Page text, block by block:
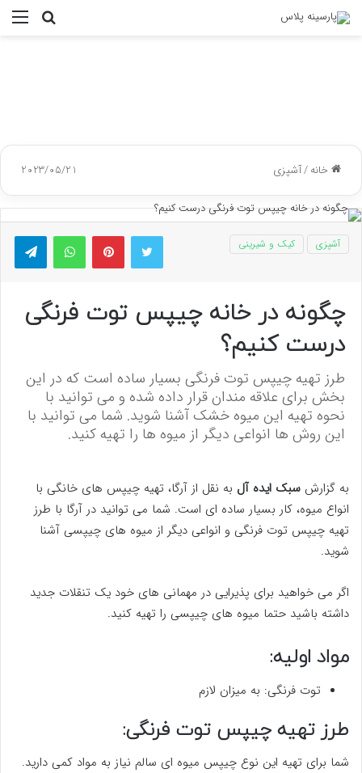
جستجو
خانه/آشپزی 2023/05/21
توییتر پینتریستواتس آپ
آشپزی کیک و شیرینی
چگونه در خانه چیپس توت فرنگی
درست کنیم؟
طرز تهیه چیپس توت فرنگی بسیار ساده است که در این
بخش برای علاقه مندان قرار داده شده و می توانید با
نحوه تهیه این میوه خشک آشنا شوید. شما می توانید با
این روش ها انواعی دیگر از میوه ها را تهیه کنید.
به گزارش سبک ایده آل به نقل از آرگا، تهیه چیپس های خانگی با
انواع میوه، کار بسیار ساده ای است. شما می توانید در آرگا با طرز
تهیه چیپس توت فرنگی و انواعی دیگر از میوه های چیپسی آشنا
شوید.
اگر می خواهید برای پذیرایی در مهمانی های خود یک تنقلات جدید
داشته باشید حتما میوه های چیپسی را تهیه کنید.
مواد اولیه:
توت فرنگی: به میزان لازم
طرز تهیه چیپس توت فرنگی:
شما برای تهیه این نوع چیپس میوه ای سالم نیاز به مواد کمی دارید.